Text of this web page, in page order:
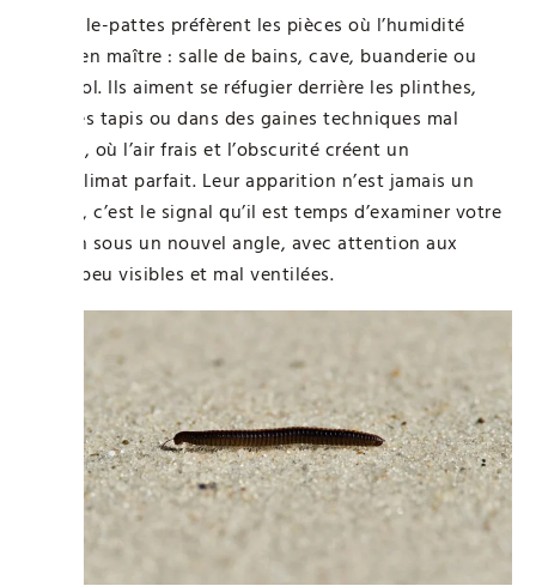
Les mille-pattes préfèrent les pièces où l’humidité
règne en maître : salle de bains, cave, buanderie ou
sous-sol. Ils aiment se réfugier derrière les plinthes,
sous les tapis ou dans des gaines techniques mal
isolées, où l’air frais et l’obscurité créent un
microclimat parfait. Leur apparition n’est jamais un
hasard, c’est le signal qu’il est temps d’examiner votre
maison sous un nouvel angle, avec attention aux
zones peu visibles et mal ventilées.